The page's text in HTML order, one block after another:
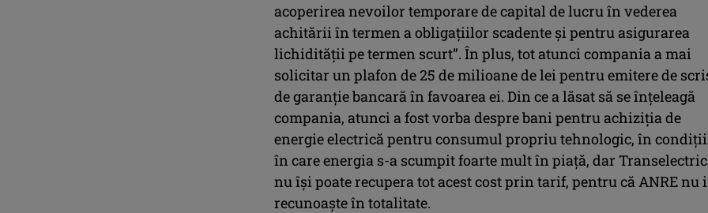
acoperirea nevoilor temporare de capital de lucru în vederea
achitării în termen a obligațiilor scadente și pentru asigurarea
lichidității pe termen scurt”. În plus, tot atunci compania a mai
solicitar un plafon de 25 de milioane de lei pentru emitere de
de garanție bancară în favoarea ei. Din ce a lăsat să se înțeleagă
compania, atunci a fost vorba despre bani pentru achiziția de
energie electrică pentru consumul propriu tehnologic, în
în care energia s-a scumpit foarte mult în piață, dar
nu își poate recupera tot acest cost prin tarif, pentru că ANRE nu
recunoaște în totalitate.